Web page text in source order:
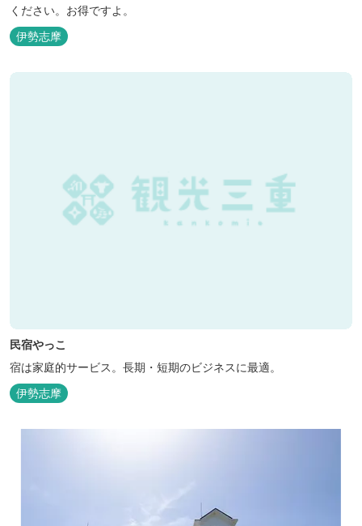
ください。お得ですよ。
伊勢志摩
民宿やっこ
宿は家庭的サービス。長期・短期のビジネスに最適。
伊勢志摩